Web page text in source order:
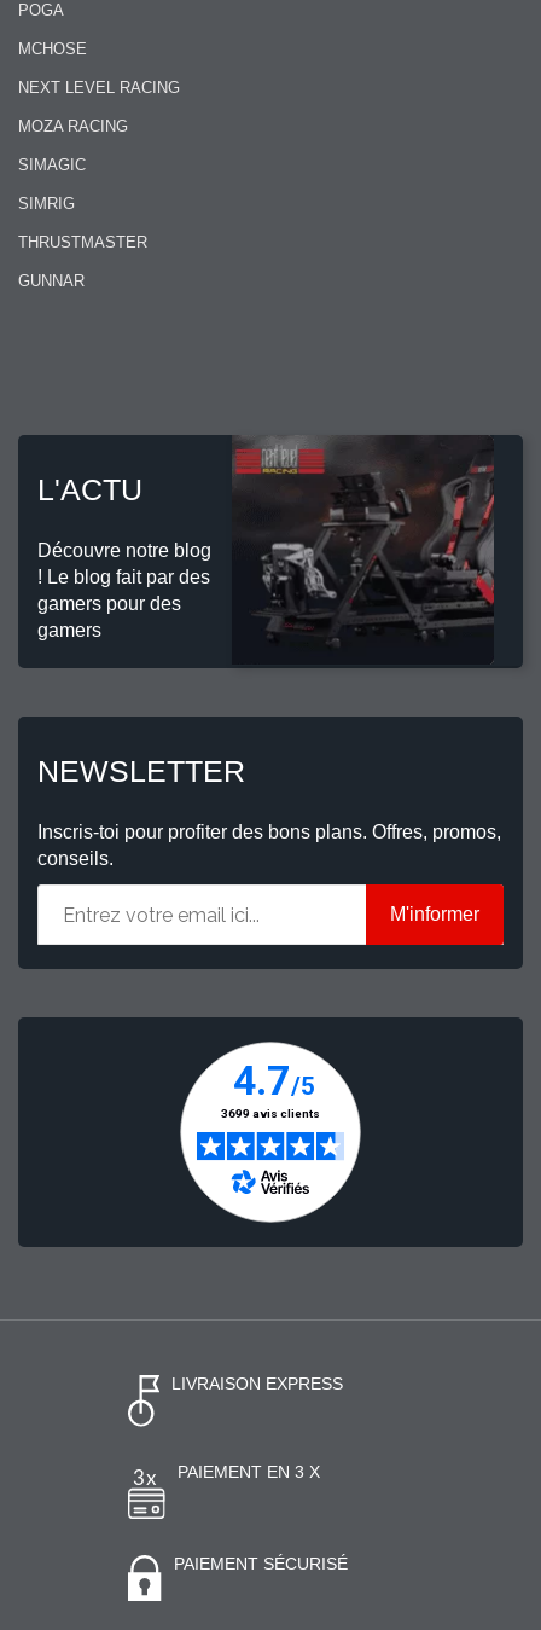
POGA
MCHOSE
NEXT LEVEL RACING
MOZA RACING
SIMAGIC
SIMRIG
THRUSTMASTER
GUNNAR
L'ACTU
Découvre notre blog
! Le blog fait par des
gamers pour des
gamers
NEWSLETTER
Inscris-toi pour profiter des bons plans. Offres, promos,
conseils.
M'informer
LIVRAISON EXPRESS
PAIEMENT EN 3 X
PAIEMENT SÉCURISÉ